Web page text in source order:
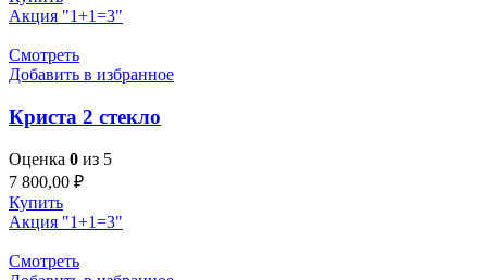
Акция "1+1=3"
Смотреть
Добавить в избранное
Криста 2 стекло
Оценка 0 из 5
7 800,00 ₽
Купить
Акция "1+1=3"
Смотреть